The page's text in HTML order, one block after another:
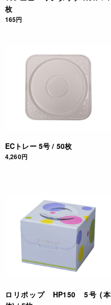
枚
165円
ECトレー 5号 / 50枚
4,260円
ロリポップ HP150 5号 (本